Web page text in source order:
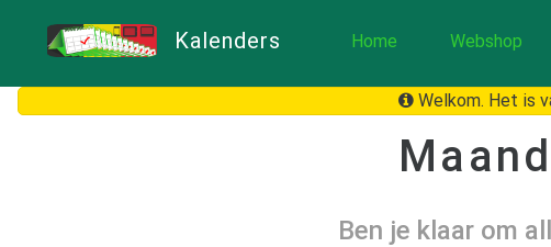
Kalenders Home Webshop
Welkom. Het is
Ben je klaar om